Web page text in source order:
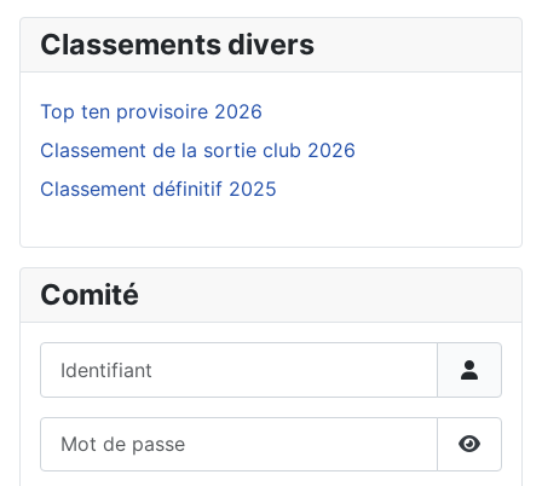
Classements divers
Top ten provisoire 2026
Classement de la sortie club 2026
Classement définitif 2025
Comité